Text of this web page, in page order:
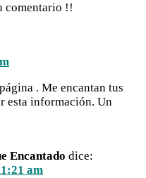
comentario !!
. Me encantan tus
esta información. Un
Encantado dice:
am